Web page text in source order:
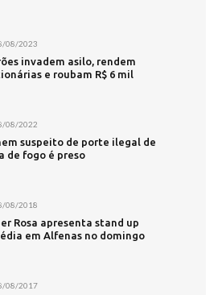
08/2023
invadem asilo, rendem
e roubam R$ 6 mil
08/2022
suspeito de porte ilegal de
de fogo é preso
08/2018
Rosa apresenta stand up
em Alfenas no domingo
08/2017